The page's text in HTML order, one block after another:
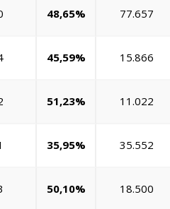
48,65% 77.657
45,59% 15.866
51,23% 11.022
35,95% 35.552
50,10% 18.500